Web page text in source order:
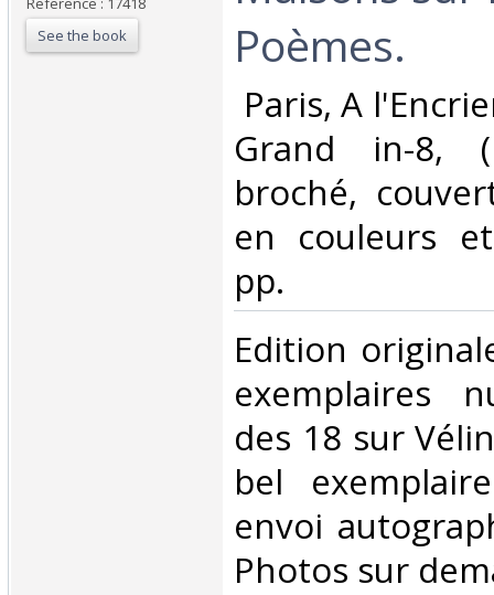
See the book
Poèmes.‎
Paris, A
Grand in-8,
broché,
en couleurs
pp. ‎
‎Edition
exemplaires
des 18 sur
bel
envoi
Photos sur